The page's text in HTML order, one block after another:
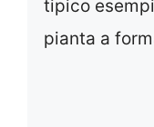
tipico
pianta a